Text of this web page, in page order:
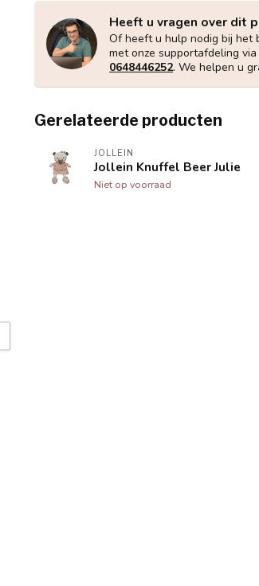
Heeft u vragen over dit
Of heeft u hulp nodig bij het
met onze supportafdeling via
0648446252. We helpen u
Gerelateerde producten
JOLLEIN
Jollein Knuffel Beer Julie
Niet op voorraad